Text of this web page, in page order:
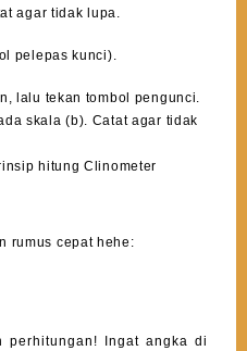
agar tidak lupa.
pelepas kunci).
lalu tekan tombol pengunci.
skala (b). Catat agar tidak
hitung Clinometer
rumus cepat hehe:
perhitungan! Ingat angka di